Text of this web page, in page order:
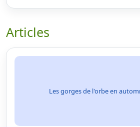
Articles
Les gorges de l'orbe en